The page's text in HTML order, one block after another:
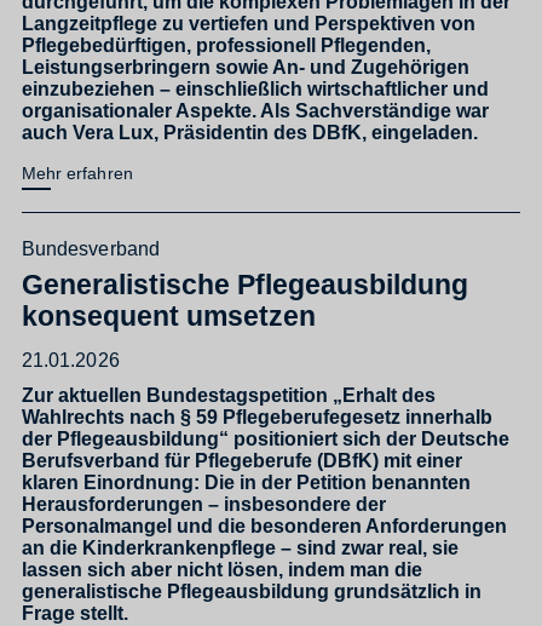
Langzeitpflege zu vertiefen und Perspektiven von
Pflegebedürftigen, professionell Pflegenden,
Leistungserbringern sowie An- und Zugehörigen
einzubeziehen – einschließlich wirtschaftlicher und
organisationaler Aspekte. Als Sachverständige war
auch Vera Lux, Präsidentin des DBfK, eingeladen.
Mehr erfahren
Bundesverband
Generalistische Pflegeausbildung
konsequent umsetzen
21.01.2026
Zur aktuellen Bundestagspetition „Erhalt des
Wahlrechts nach § 59 Pflegeberufegesetz innerhalb
der Pflegeausbildung“ positioniert sich der Deutsche
Berufsverband für Pflegeberufe (DBfK) mit einer
klaren Einordnung: Die in der Petition benannten
Herausforderungen – insbesondere der
Personalmangel und die besonderen Anforderungen
an die Kinderkrankenpflege – sind zwar real, sie
lassen sich aber nicht lösen, indem man die
generalistische Pflegeausbildung grundsätzlich in
Frage stellt.